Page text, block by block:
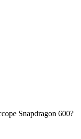
Snapdragon 600?